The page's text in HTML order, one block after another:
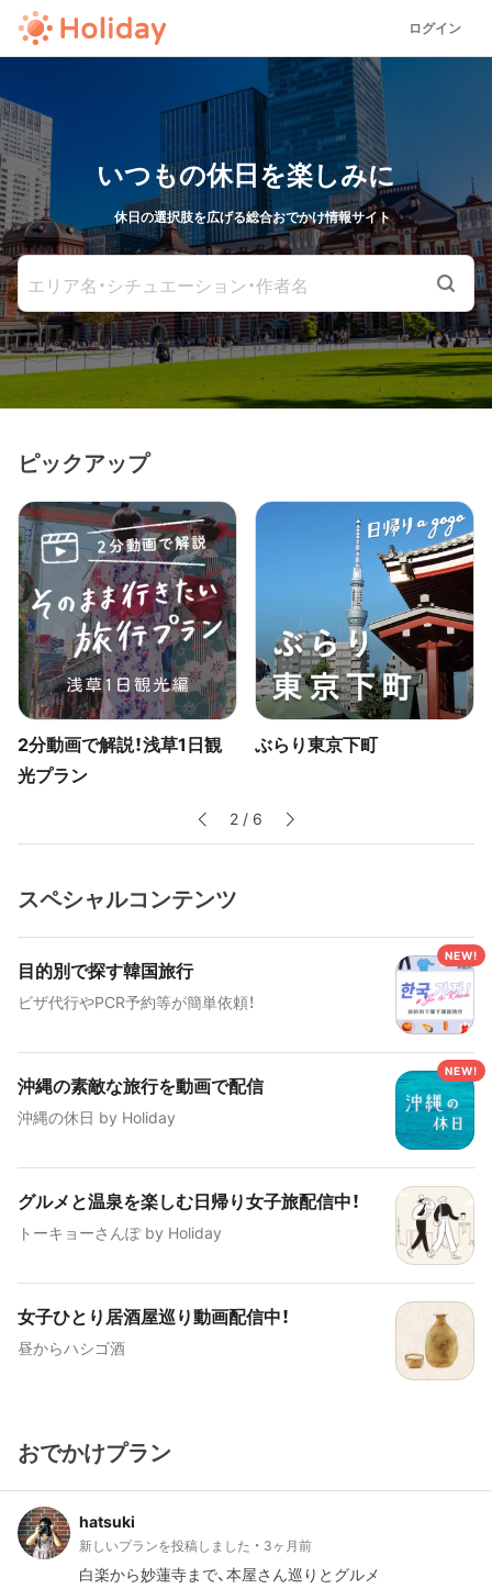
ログイン
いつもの休日を楽しみに
休日の選択肢を広げる総合おでかけ情報サイト
エリア名・シチュエーション・作者名
ピックアップ
草1日観 ぶらり東京下町 はじめての女子
3 / 6
スペシャルコンテンツ
目的別で探す韓国旅行
ビザ代行やPCR予約等が簡単依頼！
沖縄の素敵な旅行を動画で配信
沖縄の休日 by Holiday
グルメと温泉を楽しむ日帰り女子旅配信中！
トーキョーさんぽ by Holiday
女子ひとり居酒屋巡り動画配信中！
昼からハシゴ酒
おでかけプラン
hatsuki
新しいプランを投稿しました 3ヶ月前
白楽から妙蓮寺まで、本屋さん巡りとグルメ